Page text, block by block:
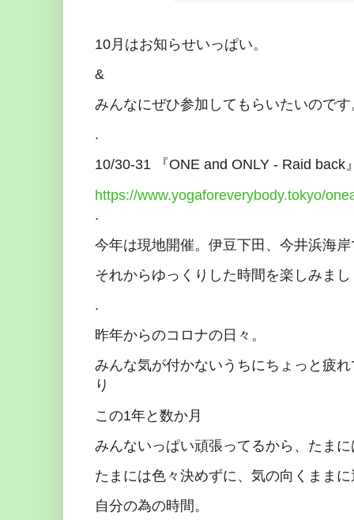
10月はお知らせいっぱい。
&
みんなにぜひ参加してもらいたいのです
.
10/30-31 『ONE and ONLY - Raid back
https://www.yogaforeverybody.tokyo/
.
今年は現地開催。伊豆下田、今井浜海岸
それからゆっくりした時間を楽しみま
.
昨年からのコロナの日々。
みんな気が付かないうちにちょっと疲
り
この1年と数か月
みんないっぱい頑張ってるから、たま
たまには色々決めずに、気の向くまま
自分の為の時間。